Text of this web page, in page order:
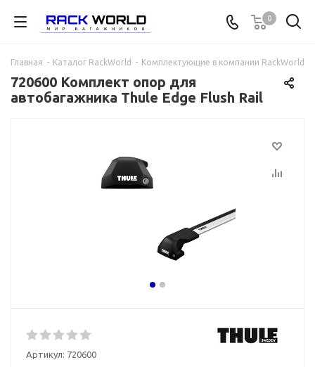
0
Главная - Каталог RackWorld - Комплектующие в компании RackWorld
720600 Комплект опор для
автобагажника Thule Edge Flush Rail
Артикул: 720600